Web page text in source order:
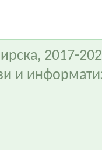
2017-
и